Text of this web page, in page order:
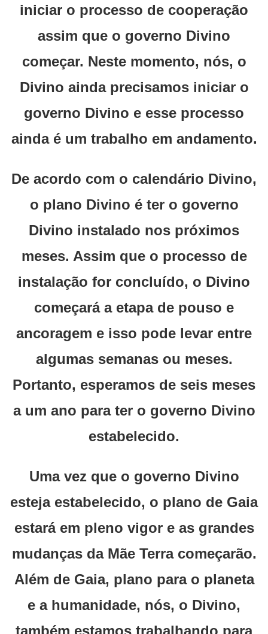
iniciar o processo de cooperação
assim que o governo Divino
começar. Neste momento, nós, o
Divino ainda precisamos iniciar o
governo Divino e esse processo
ainda é um trabalho em andamento.
De acordo com o calendário Divino,
o plano Divino é ter o governo
Divino instalado nos próximos
meses. Assim que o processo de
instalação for concluído, o Divino
começará a etapa de pouso e
ancoragem e isso pode levar entre
algumas semanas ou meses.
Portanto, esperamos de seis meses
a um ano para ter o governo Divino
estabelecido.
Uma vez que o governo Divino
esteja estabelecido, o plano de Gaia
estará em pleno vigor e as grandes
mudanças da Mãe Terra começarão.
Além de Gaia, plano para o planeta
e a humanidade, nós, o Divino,
também estamos trabalhando para